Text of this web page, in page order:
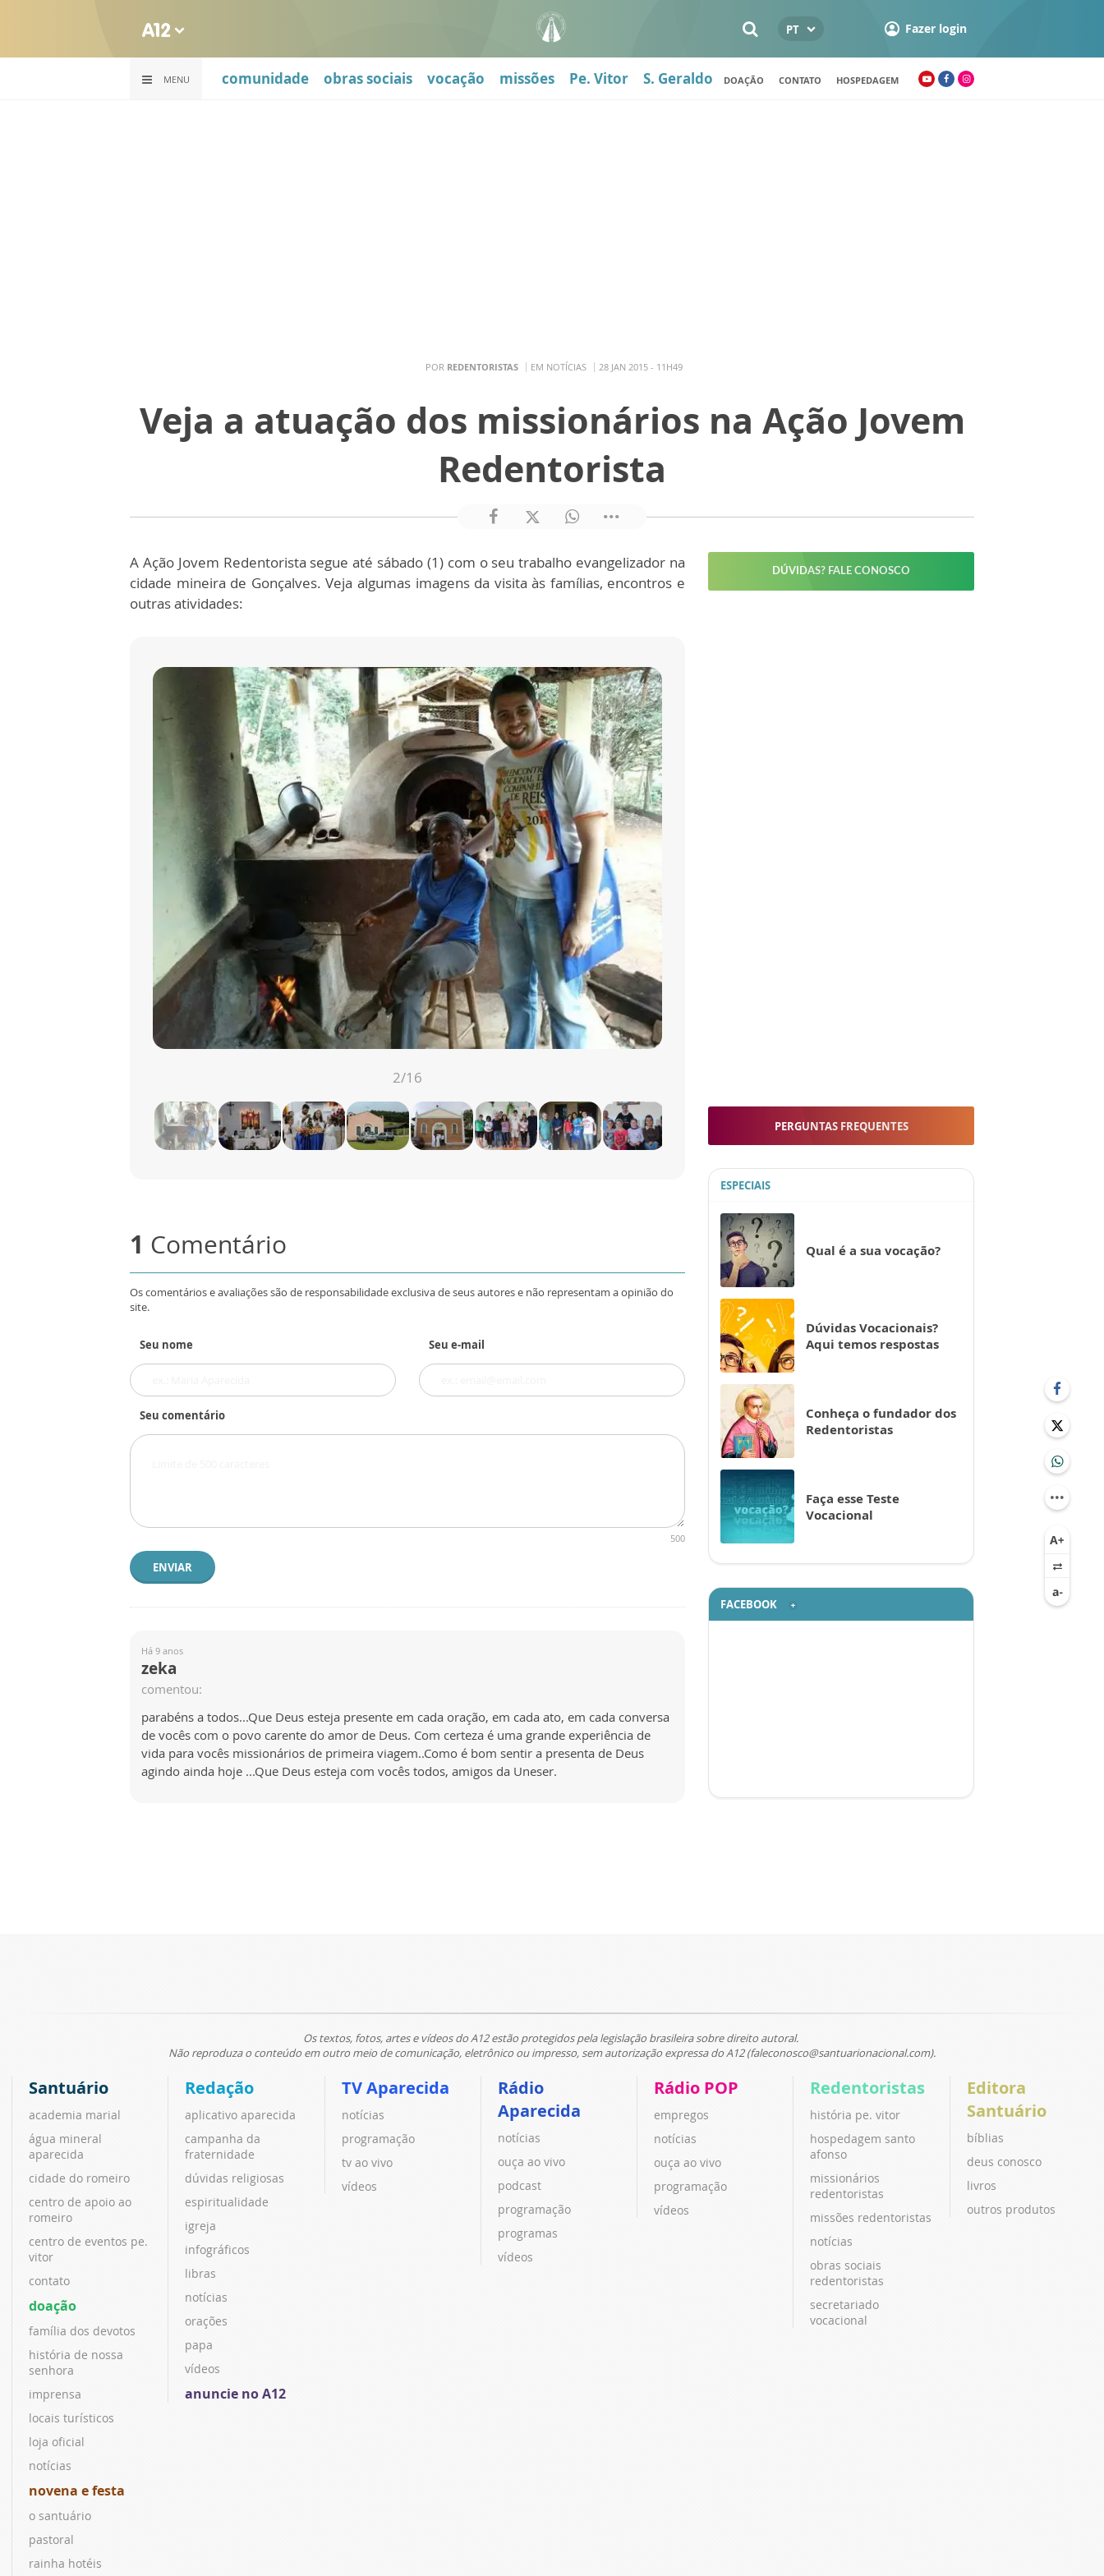
PT Fazer login
MENU comunidade obras sociais vocação missões Pe. Vitor S. Geraldo DOAÇÃO CONTATO HOSPEDAGEM
POR REDENTORISTAS EM NOTÍCIAS 28 JAN 2015 - 11H49
Veja a atuação dos missionários na Ação Jovem
Redentorista
A Ação Jovem Redentorista segue até sábado (1) com o seu trabalho evangelizador na
cidade mineira de Gonçalves. Veja algumas imagens da visita às famílias, encontros e
outras atividades:
Ação Jovem Redentorista em Gonçalves,... mais
2/16
1 Comentário
Os comentários e avaliações são de responsabilidade exclusiva de seus autores e não representam a opinião do
site.
Seu nome Seu e-mail
Seu comentário
500
ENVIAR
Há 9 anos
zeka
comentou:
parabéns a todos...Que Deus esteja presente em cada oração, em cada ato, em cada conversa
de vocês com o povo carente do amor de Deus. Com certeza é uma grande experiência de
vida para vocês missionários de primeira viagem..Como é bom sentir a presenta de Deus
agindo ainda hoje ...Que Deus esteja com vocês todos, amigos da Uneser.
DÚVIDAS? FALE CONOSCO
PERGUNTAS FREQUENTES
ESPECIAIS
Qual é a sua vocação?
Dúvidas Vocacionais?
Aqui temos respostas
Conheça o fundador dos
Redentoristas
Faça esse Teste
Vocacional
FACEBOOK
Os textos, fotos, artes e vídeos do A12 estão protegidos pela legislação brasileira sobre direito autoral.
Não reproduza o conteúdo em outro meio de comunicação, eletrônico ou impresso, sem autorização expressa do A12 (faleconosco@santuarionacional.com).
Santuário
academia marial
água mineral
aparecida
cidade do romeiro
centro de apoio ao
romeiro
centro de eventos pe.
vitor
contato
doação
família dos devotos
história de nossa
senhora
imprensa
locais turísticos
loja oficial
notícias
novena e festa
o santuário
pastoral
rainha hotéis
Redação
aplicativo aparecida
campanha da
fraternidade
dúvidas religiosas
espiritualidade
igreja
infográficos
libras
notícias
orações
papa
vídeos
anuncie no A12
TV Aparecida
notícias
programação
tv ao vivo
vídeos
Rádio
Aparecida
notícias
ouça ao vivo
podcast
programação
programas
vídeos
Rádio POP
empregos
notícias
ouça ao vivo
programação
vídeos
Redentoristas
história pe. vitor
hospedagem santo
afonso
missionários
redentoristas
missões redentoristas
notícias
obras sociais
redentoristas
secretariado
vocacional
Editora
Santuário
bíblias
deus conosco
livros
outros produtos